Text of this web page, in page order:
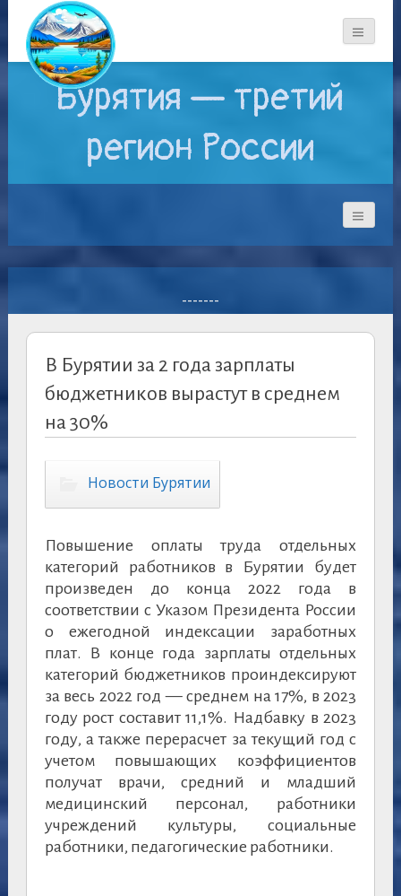
Бурятия — третий
регион России
-------
В Бурятии за 2 года зарплаты
бюджетников вырастут в среднем
на 30%
Новости Бурятии
Повышение оплаты труда отдельных
категорий работников в Бурятии будет
произведен до конца 2022 года в
соответствии с Указом Президента России
о ежегодной индексации заработных
плат. В конце года зарплаты отдельных
категорий бюджетников проиндексируют
за весь 2022 год — среднем на 17%, в 2023
году рост составит 11,1%. Надбавку в 2023
году, а также перерасчет за текущий год с
учетом повышающих коэффициентов
получат врачи, средний и младший
медицинский персонал, работники
учреждений культуры, социальные
работники, педагогические работники.